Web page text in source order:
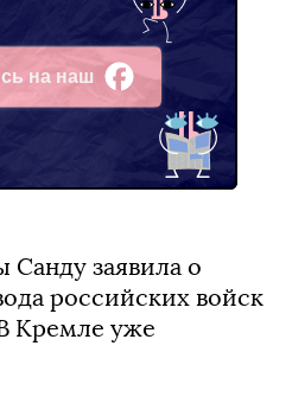
на наш
заявила о
российских войск
Кремле уже